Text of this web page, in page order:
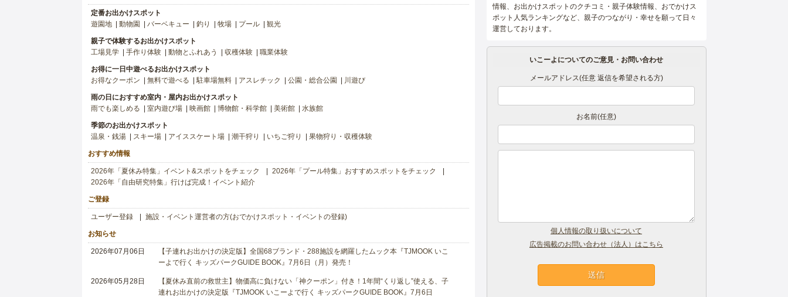
定番お出かけスポット
遊園地
動物園 バーベキュー 釣り 牧場 プール 観光
親子で体験するお出かけスポット
工場見学
手作り体験 動物とふれあう 収穫体験 職業体験
お得に一日中遊べるお出かけスポット
お得なクーポン
無料で遊べる 駐車場無料 アスレチック 公園・総合公園 川遊び
雨の日におすすめ室内・屋内お出かけスポット
雨でも楽しめる
室内遊び場 映画館 博物館・科学館 美術館 水族館
季節のお出かけスポット
温泉・銭湯
スキー場 アイススケート場 潮干狩り いちご狩り 果物狩り・収穫体験
おすすめ情報
2026年「夏休み特集」イベント&スポットをチェック
2026年「プール特集」おすすめスポットをチェック
2026年「自由研究特集」行けば完成！イベント紹介
ご登録
ユーザー登録 施設・イベント運営者の方(おでかけスポット・イベントの登録)
お知らせ
2026年07月06日
【子連れお出かけの決定版】全国68ブランド・288施設を網羅したムック本『TJMOOK いこ
ーよで行く キッズパークGUIDE BOOK』7月6日（月）発売！
2026年05月28日
【夏休み直前の救世主】物価高に負けない「神クーポン」付き！1年間“くり返し”使える、子
連れお出かけの決定版『TJMOOK いこーよで行く キッズパークGUIDE BOOK』7月6日
情報、お出かけスポットのクチコミ・親子体験情報、おでかけス
ポット人気ランキングなど、親子のつながり・幸せを願って日々
運営しております。
いこーよについてのご意見・お問い合わせ
メールアドレス(任意 返信を希望される方)
お名前(任意)
個人情報の取り扱いについて
広告掲載のお問い合わせ（法人）はこちら